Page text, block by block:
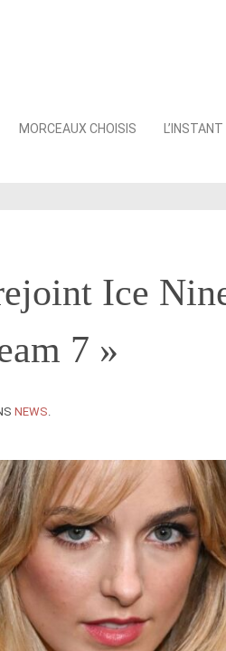
MORCEAUX CHOISIS
Ice
7 »
NEWS